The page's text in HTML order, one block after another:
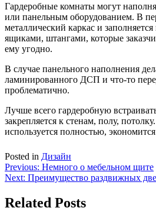
Гардеробные комнаты могут
или панельным оборудованием. В
металлический каркас и
ящиками, штангами, которые
ему угодно.
В случае панельного наполнения
ламинированного ДСП и что-то
проблематично.
Лучше всего гардеробную
закрепляется к стенам, полу,
используется полностью,
Posted in Дизайн
Навигация
по
записям
Previous: Немного о мебельном щите
Next: Преимущество раздвижных
Related Posts